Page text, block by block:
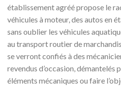
établissement agréé propose le
véhicules à moteur, des autos en
sans oublier les véhicules
au transport routier de
se verront confiés à des
revendus d’occasion, démantelés
éléments mécaniques ou faire